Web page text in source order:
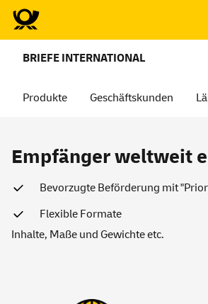
BRIEFE INTERNATIONAL
Produkte Geschäftskunden
Brief und
Empfänger weltweit
Bevorzugte Beförderung mit
Flexible Formate
Inhalte, Maße und Gewichte etc.